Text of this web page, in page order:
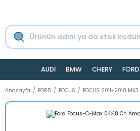
AUDİ BMW CHERY FORD
Anasayfa FORD FOCUS FOCUS 2011-2018 MK3